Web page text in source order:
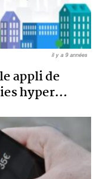
appli de
hyper…
il y a 9 années